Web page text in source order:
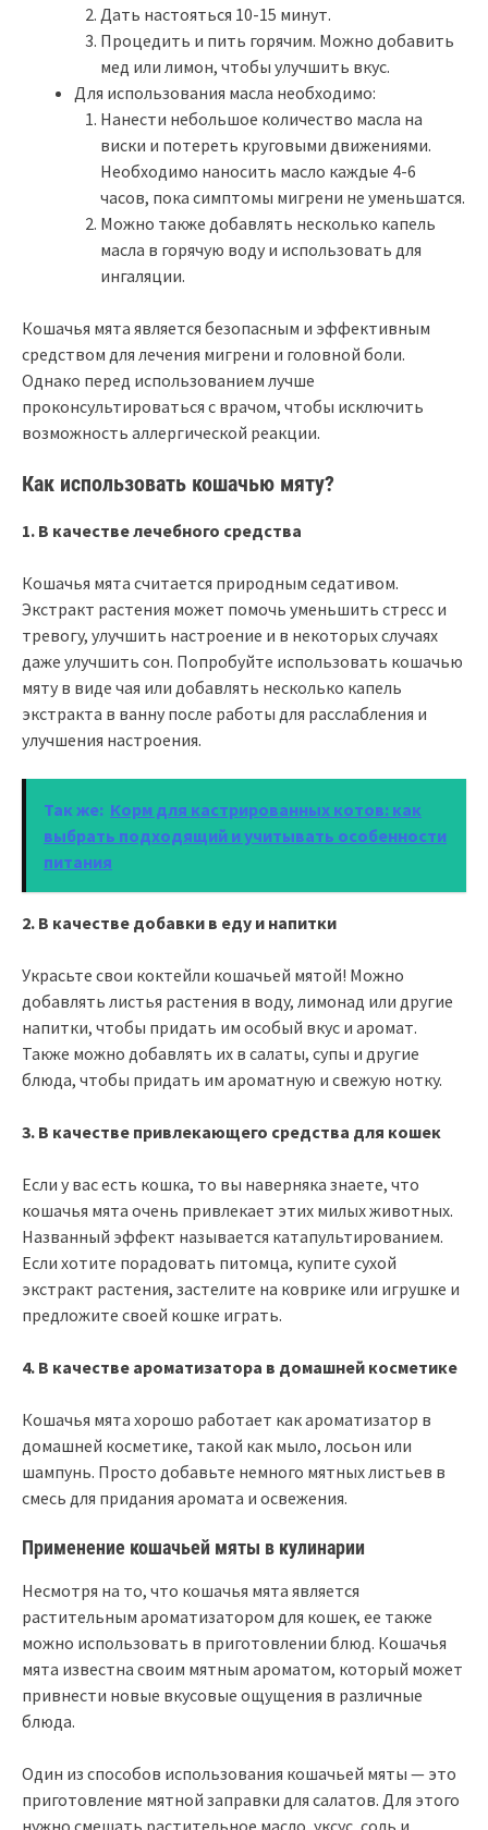
Дать настояться 10-15 минут.
Процедить и пить горячим. Можно добавить
мед или лимон, чтобы улучшить вкус.
Для использования масла необходимо:
Нанести небольшое количество масла на
виски и потереть круговыми движениями.
Необходимо наносить масло каждые 4-6
часов, пока симптомы мигрени не уменьшатся.
Можно также добавлять несколько капель
масла в горячую воду и использовать для
ингаляции.
Кошачья мята является безопасным и эффективным
средством для лечения мигрени и головной боли.
Однако перед использованием лучше
проконсультироваться с врачом, чтобы исключить
возможность аллергической реакции.
Как использовать кошачью мяту?
1. В качестве лечебного средства
Кошачья мята считается природным седативом.
Экстракт растения может помочь уменьшить стресс и
тревогу, улучшить настроение и в некоторых случаях
даже улучшить сон. Попробуйте использовать кошачью
мяту в виде чая или добавлять несколько капель
экстракта в ванну после работы для расслабления и
улучшения настроения.
Так же: Корм для кастрированных котов: как
выбрать подходящий и учитывать особенности
питания
2. В качестве добавки в еду и напитки
Украсьте свои коктейли кошачьей мятой! Можно
добавлять листья растения в воду, лимонад или другие
напитки, чтобы придать им особый вкус и аромат.
Также можно добавлять их в салаты, супы и другие
блюда, чтобы придать им ароматную и свежую нотку.
3. В качестве привлекающего средства для кошек
Если у вас есть кошка, то вы наверняка знаете, что
кошачья мята очень привлекает этих милых животных.
Названный эффект называется катапультированием.
Если хотите порадовать питомца, купите сухой
экстракт растения, застелите на коврике или игрушке и
предложите своей кошке играть.
4. В качестве ароматизатора в домашней косметике
Кошачья мята хорошо работает как ароматизатор в
домашней косметике, такой как мыло, лосьон или
шампунь. Просто добавьте немного мятных листьев в
смесь для придания аромата и освежения.
Применение кошачьей мяты в кулинарии
Несмотря на то, что кошачья мята является
растительным ароматизатором для кошек, ее также
можно использовать в приготовлении блюд. Кошачья
мята известна своим мятным ароматом, который может
привнести новые вкусовые ощущения в различные
блюда.
Один из способов использования кошачьей мяты — это
приготовление мятной заправки для салатов. Для этого
нужно смешать растительное масло, уксус, соль и